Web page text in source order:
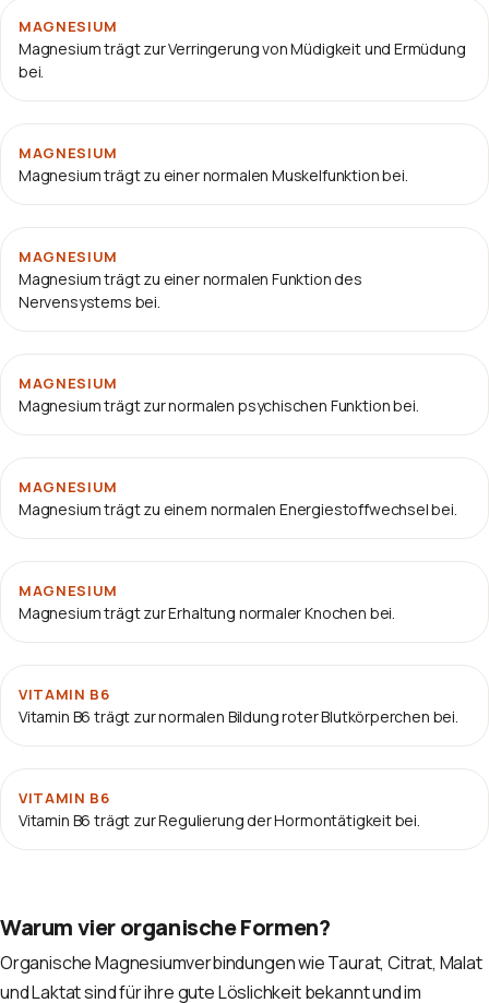
MAGNESIUM
Magnesium trägt zur Verringerung von Müdigkeit und Ermüdung
bei.
MAGNESIUM
Magnesium trägt zu einer normalen Muskelfunktion bei.
MAGNESIUM
Magnesium trägt zu einer normalen Funktion des
Nervensystems bei.
MAGNESIUM
Magnesium trägt zur normalen psychischen Funktion bei.
MAGNESIUM
Magnesium trägt zu einem normalen Energiestoffwechsel bei.
MAGNESIUM
Magnesium trägt zur Erhaltung normaler Knochen bei.
VITAMIN B6
Vitamin B6 trägt zur normalen Bildung roter Blutkörperchen bei.
VITAMIN B6
Vitamin B6 trägt zur Regulierung der Hormontätigkeit bei.
Warum vier organische Formen?
Organische Magnesiumverbindungen wie Taurat, Citrat, Malat
und Laktat sind für ihre gute Löslichkeit bekannt und im